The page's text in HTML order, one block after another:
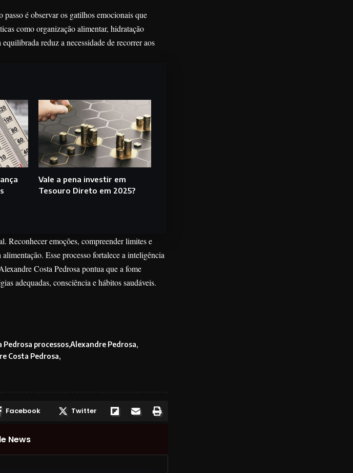
é observar os gatilhos emocionais que
como organização alimentar, hidratação
reduz a necessidade de recorrer aos
Vale a pena investir em
Tesouro Direto em 2025?
Reconhecer emoções, compreender limites e
Esse processo fortalece a inteligência
Costa Pedrosa pontua que a fome
adequadas, consciência e hábitos saudáveis.
Pedrosa processosAlexandre Pedrosa
Costa Pedrosa
Facebook Twitter
News